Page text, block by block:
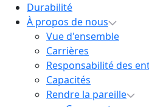
Durabilité
À propos de nous
Vue d'ensemble
Carrières
Responsabilité des
Capacités
Rendre la pareille